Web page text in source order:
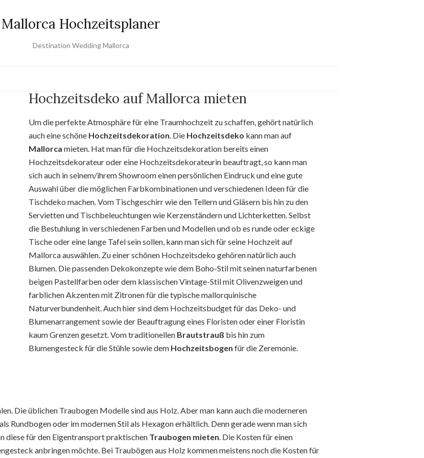
Mallorca Hochzeitsplaner
Destination Wedding Mallorca
Hochzeitsdeko auf Mallorca mieten
Um die perfekte Atmosphäre für eine Traumhochzeit zu schaffen, gehört natürlich
auch eine schöne Hochzeitsdekoration. Die Hochzeitsdeko kann man auf
Mallorca mieten. Hat man für die Hochzeitsdekoration bereits einen
Hochzeitsdekorateur oder eine Hochzeitsdekorateurin beauftragt, so kann man
sich auch in seinem/ihrem Showroom einen persönlichen Eindruck und eine gute
Auswahl über die möglichen Farbkombinationen und verschiedenen Ideen für die
Tischdeko machen. Vom Tischgeschirr wie den Tellern und Gläsern bis hin zu den
Servietten und Tischbeleuchtungen wie Kerzenständern und Lichterketten. Selbst
die Bestuhlung in verschiedenen Farben und Modellen und ob es runde oder eckige
Tische oder eine lange Tafel sein sollen, kann man sich für seine Hochzeit auf
Mallorca auswählen. Zu einer schönen Hochzeitsdeko gehören natürlich auch
Blumen. Die passenden Dekokonzepte wie dem Boho-Stil mit seinen naturfarbenen
beigen Pastellfarben oder dem klassischen Vintage-Stil mit Olivenzweigen und
farblichen Akzenten mit Zitronen für die typische mallorquinische
Naturverbundenheit. Auch hier sind dem Hochzeitsbudget für das Deko- und
Blumenarrangement sowie der Beauftragung eines Floristen oder einer Floristin
kaum Grenzen gesetzt. Vom traditionellen Brautstrauß bis hin zum
Blumengesteck für die Stühle sowie dem Hochzeitsbogen für die Zeremonie.
Die üblichen Traubogen Modelle sind aus Holz. Aber man kann auch die moderneren
Rundbogen oder im modernen Stil als Hexagon erhältlich. Denn gerade wenn man sich
diese für den Eigentransport praktischen Traubogen mieten. Die Kosten für einen
anbringen möchte. Bei Traubögen aus Holz kommen meistens noch die Kosten für